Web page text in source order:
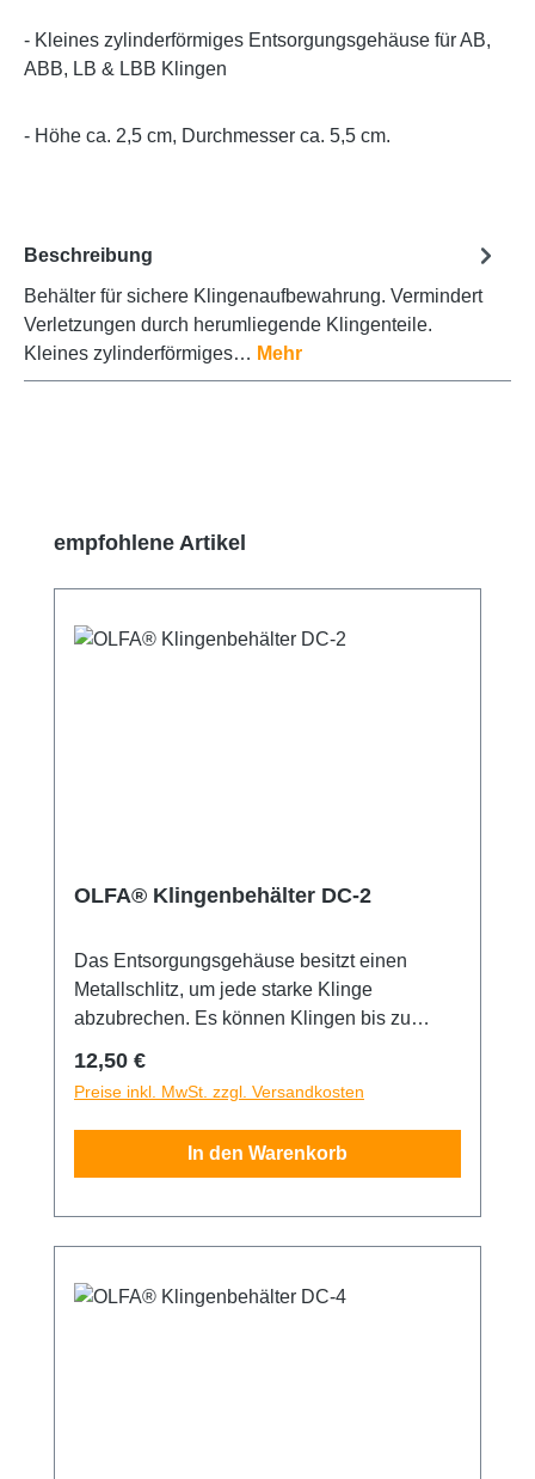
- Kleines zylinderförmiges Entsorgungsgehäuse für AB,
ABB, LB & LBB Klingen
- Höhe ca. 2,5 cm, Durchmesser ca. 5,5 cm.
Beschreibung
Behälter für sichere Klingenaufbewahrung. Vermindert
Verletzungen durch herumliegende Klingenteile.
Kleines zylinderförmiges… Mehr
Produktgalerie überspringen
empfohlene Artikel
OLFA® Klingenbehälter DC-2
Das Entsorgungsgehäuse besitzt einen
Metallschlitz, um jede starke Klinge
abzubrechen. Es können Klingen bis zu
mühelos geöffnet werden.
Regulärer Preis:
12,50 €
Preise inkl. MwSt. zzgl. Versandkosten
In den Warenkorb